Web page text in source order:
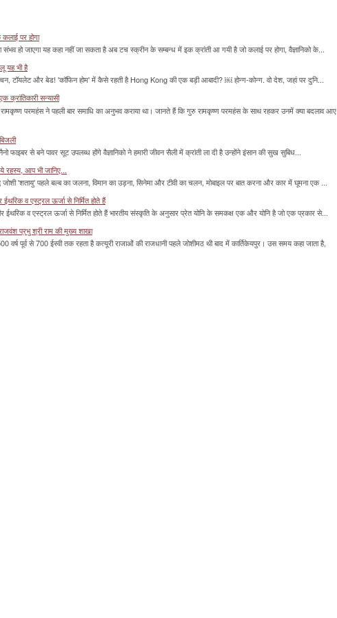
पर होगा
संभव हो जाएगा यह कहा नहीं जा सकता है अब टच स्क्रीन के सम्बन्ध में इक क्रांती आ गयी है जो कलाई पर होगा, वैज्ञानिको के...
यह भी है
टॉयलेट और बेड! 'कॉफिन होम' में कैसे रहती है Hong Kong की एक बड़ी आबादी? ￼ होन्ग-कोन्ग. वो देश, जहां पर दुनि...
क्रांतिकारी सन्यासी
रामकृष्ण परमहंस ने पहली बार समाधि का अनुभव कराया था। जानते हैं कि गुरु रामकृष्ण परमहंस के साथ रहकर उनमें क्या बदलाव आए
फाइबर से बने पावर सूट उपलब्ध होंगे वैज्ञानिको ने हमारी जीवन सैली में क्रांती ला दी है उन्होंने इंसान की सुख सुबिध...
रहस्य, आप भी जानिए...
जोशी 'शतायु' पहले बल्ब का जलना, विमान का उड़ना, सिनेमा और टीवी का चलन, मोबाइल पर बात करना और कार में घूमना एक ...
व एस्ट्रल ऊर्जा से निर्मित होते हैं
ईथरिक व एस्ट्रल ऊर्जा से निर्मित होते हैं भारतीय संस्कृति के अनुसार प्रेत योनि के समकक्ष एक और योनि है जो एक प्रकार से...
प्रभु श्री राम की मुख्य शाखा
वर्ष पूर्व से 700 ईस्वी तक रहता है कत्यूरी राजाओं की राजधानी पहले जोशीमठ थी बाद में कार्तिकेयपुर। उस समय कहा जाता है,